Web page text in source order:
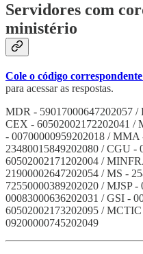
Servidores com
ministério
Cole o código
para acessar as respostas.
MDR - 59017000647202057
CEX - 60502002172202041 /
- 00700000959202018 /
23480015849202080 / CGU -
60502002171202004 /
21900002647202054 / MS -
72550000389202020 / MJSP
00083000636202031 / GSI -
60502002173202095 /
09200000745202049